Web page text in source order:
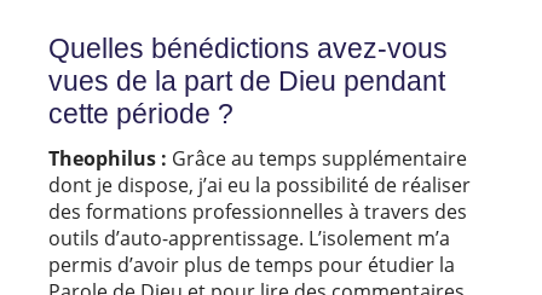
Quelles bénédictions avez-vous
vues de la part de Dieu pendant
cette période ?
Theophilus : Grâce au temps supplémentaire
dont je dispose, j’ai eu la possibilité de réaliser
des formations professionnelles à travers des
outils d’auto-apprentissage. L’isolement m’a
permis d’avoir plus de temps pour étudier la